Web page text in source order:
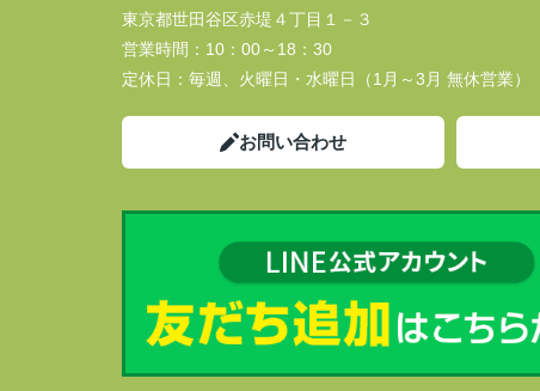
東京都世田谷区赤堤４丁目１－３
営業時間： 10：00～18：30
定休日： 毎週、火曜日・水曜日（1月～3月 無休営業）
お問い合わせ